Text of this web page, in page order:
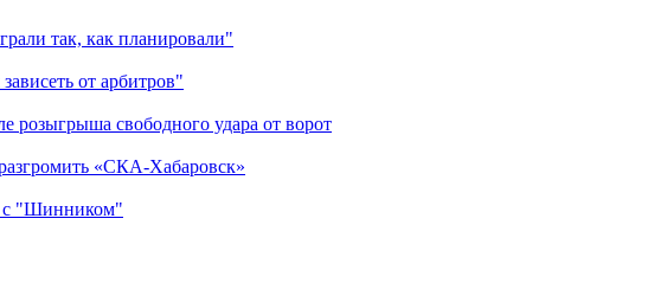
так, как планировали"
от арбитров"
розыгрыша свободного удара от ворот
«СКА-Хабаровск»
с "Шинником"